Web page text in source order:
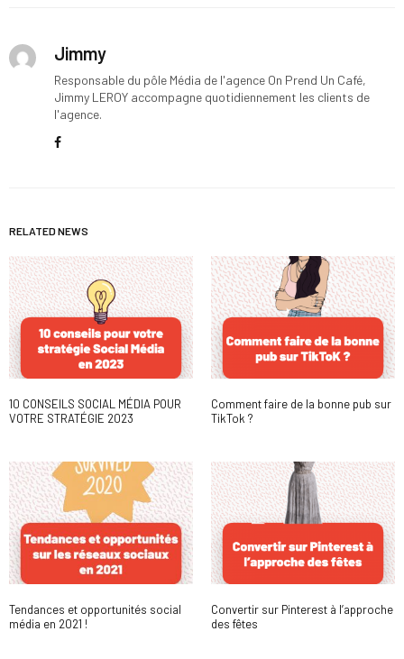
Jimmy
Responsable du pôle Média de l'agence On Prend Un Café,
Jimmy LEROY accompagne quotidiennement les clients de
l'agence.
RELATED NEWS
10 CONSEILS SOCIAL MÉDIA POUR
VOTRE STRATÉGIE 2023
Comment faire de la bonne pub sur
TikTok ?
Tendances et opportunités social
média en 2021 !
Convertir sur Pinterest à l’approche
des fêtes